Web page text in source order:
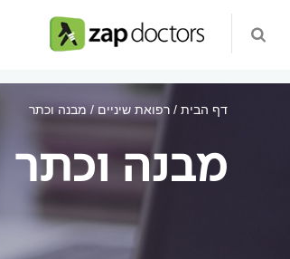
דף הבית רפואת שיניים מבנה וכתר
מבנה וכתר